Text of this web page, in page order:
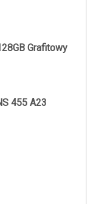
Grafitowy
455 A23